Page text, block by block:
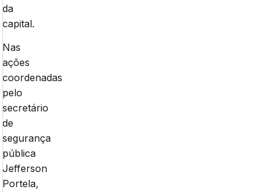
da
capital.
Nas
ações
coordenadas
pelo
secretário
de
segurança
pública
Jefferson
Portela,